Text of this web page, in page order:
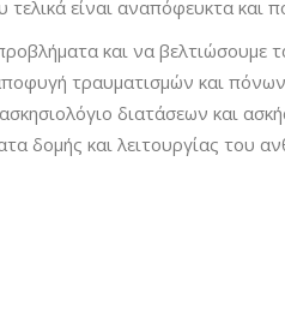
είναι αναπόφευκτα και
και να βελτιώσουμε
τραυματισμών και
διατάσεων και
δομής και λειτουργίας του